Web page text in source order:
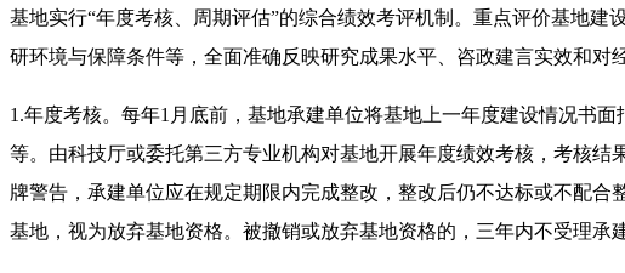
基地实行“年度考核、周期评估”的综合绩效考评机制。重点评价基地
研环境与保障条件等，全面准确反映研究成果水平、咨政建言实效和对
1.年度考核。每年1月底前，基地承建单位将基地上一年度建设情况书
等。由科技厅或委托第三方专业机构对基地开展年度绩效考核，考核结
牌警告，承建单位应在规定期限内完成整改，整改后仍不达标或不配
基地，视为放弃基地资格。被撤销或放弃基地资格的，三年内不受理承